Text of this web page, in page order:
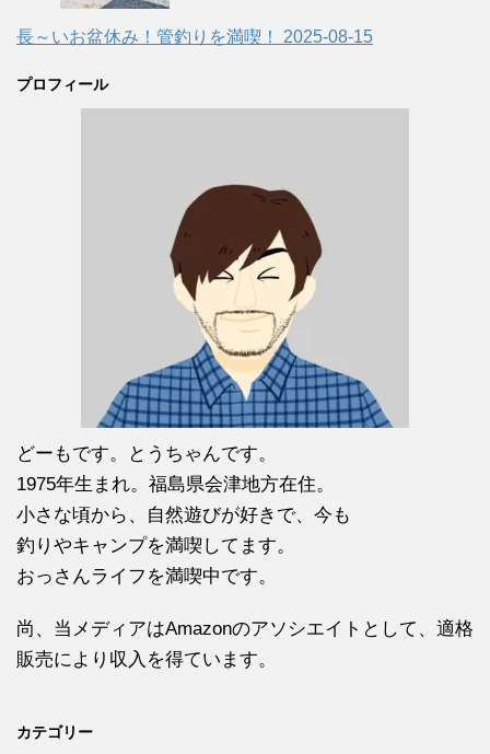
長～いお盆休み！管釣りを満喫！ 2025-08-15
プロフィール
どーもです。とうちゃんです。
1975年生まれ。福島県会津地方在住。
小さな頃から、自然遊びが好きで、今も
釣りやキャンプを満喫してます。
おっさんライフを満喫中です。
尚、当メディアはAmazonのアソシエイトとして、適格
販売により収入を得ています。
カテゴリー